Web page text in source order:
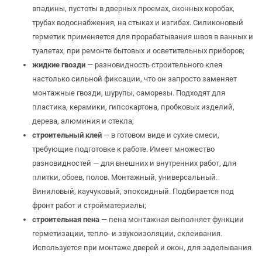
впадины, пустоты в дверных проемах, оконных коробах,
трубах водоснабжения, на стыках и изгибах. Силиконовый
герметик применяется для прорабатывания швов в ванных и
туалетах, при ремонте бытовых и осветительных приборов;
жидкие гвозди — разновидность строительного клея
настолько сильной фиксации, что он запросто заменяет
монтажные гвозди, шурупы, саморезы. Подходят для
пластика, керамики, гипсокартона, пробковых изделий,
дерева, алюминия и стекла;
строительный клей — в готовом виде и сухие смеси,
требующие подготовке к работе. Имеет множество
разновидностей — для внешних и внутренних работ, для
плитки, обоев, полов. Монтажный, универсальный.
Виниловый, каучуковый, эпоксидный. Подбирается под
фронт работ и стройматериалы;
строительная пена — пена монтажная выполняет функции
герметизации, тепло- и звукоизоляции, склеивания.
Используется при монтаже дверей и окон, для заделывания